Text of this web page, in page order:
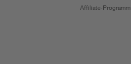
Affiliate-Programm